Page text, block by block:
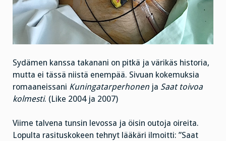
Sydämen kanssa takanani on pitkä ja värikäs historia,
mutta ei tässä niistä enempää. Sivuan kokemuksia
romaaneissani Kuningatarperhonen ja Saat toivoa
kolmesti. (Like 2004 ja 2007)
Viime talvena tunsin levossa ja öisin outoja oireita.
Lopulta rasituskokeen tehnyt lääkäri ilmoitti: ”Saat